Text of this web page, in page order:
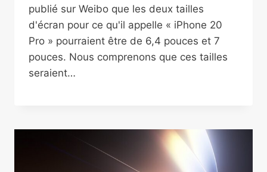
publié sur Weibo que les deux tailles
d'écran pour ce qu'il appelle « iPhone 20
Pro » pourraient être de 6,4 pouces et 7
pouces. Nous comprenons que ces tailles
seraient…